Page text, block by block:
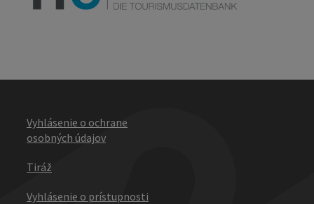
Vyhlásenie o ochrane
osobných údajov
Tiráž
Vyhlásenie o prístupnosti